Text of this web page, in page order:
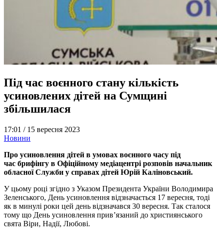
Під час воєнного стану кількість
усиновлених дітей на Сумщині
збільшилася
17:01 / 15 вересня 2023
Новини
Про усиновлення дітей в умовах воєнного часу під
час брифінгу в Офіційному медіацентрі розповів начальник
обласної Служби у справах дітей Юрій Каліновський.
У цьому році згідно з Указом Президента України Володимира
Зеленського, День усиновлення відзначається 17 вересня, тоді
як в минулі роки цей день відзначався 30 вересня. Так сталося
тому що День усиновлення прив’язаний до християнського
свята Віри, Надії, Любові.